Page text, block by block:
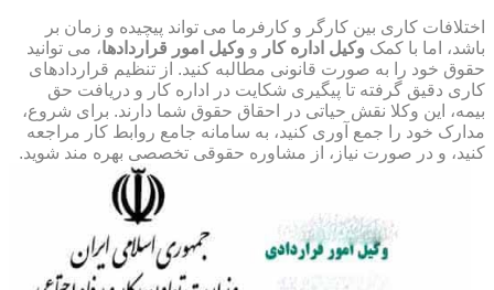
اختلافات کاری بین کارگر و کارفرما می تواند پیچیده و زمان بر
باشد، اما با کمک وکیل اداره کار و وکیل امور قراردادها، می توانید
حقوق خود را به صورت قانونی مطالبه کنید. از تنظیم قراردادهای
کاری دقیق گرفته تا پیگیری شکایت در اداره کار و دریافت حق
بیمه، این وکلا نقش حیاتی در احقاق حقوق شما دارند. برای شروع،
مدارک خود را جمع آوری کنید، به سامانه جامع روابط کار مراجعه
کنید، و در صورت نیاز، از مشاوره حقوقی تخصصی بهره مند شوید.